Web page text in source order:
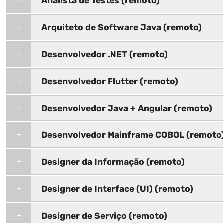
Arquiteto de Software Java (remoto)
Desenvolvedor .NET (remoto)
Desenvolvedor Flutter (remoto)
Desenvolvedor Java + Angular (remoto)
Desenvolvedor Mainframe COBOL
Designer da Informação (remoto)
Designer de Interface (UI) (remoto)
Designer de Serviço (remoto)